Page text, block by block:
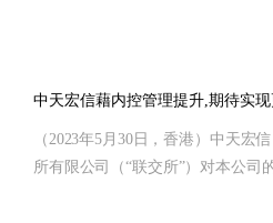
中天宏信藉内控管理提升,期待实
（2023年5月30日，香港）中天宏
所有限公司（“联交所”）对本公司